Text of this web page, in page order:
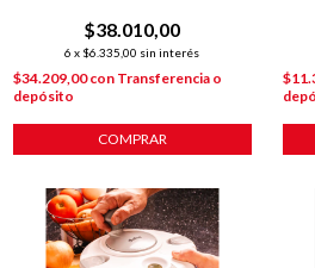
$38.010,00
6 x $6.335,00 sin interés
$34.209,00con Transferencia o
depósito
COMPRAR